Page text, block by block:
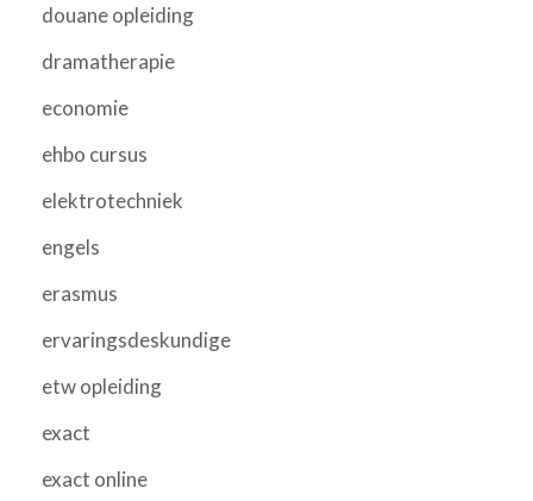
douane opleiding
dramatherapie
economie
ehbo cursus
elektrotechniek
engels
erasmus
ervaringsdeskundige
etw opleiding
exact
exact online